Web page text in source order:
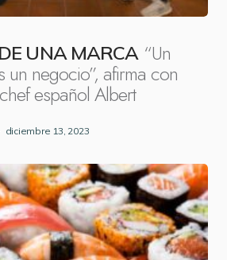
UNA MARCA “Un
un negocio”, afirma con
español Albert
diciembre 13, 2023